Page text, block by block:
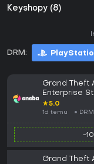
Keyshopy (8)
DRM:
Grand Theft
Enterprise
(PS4) PSN
★5.0
1d temu
-
Grand Theft